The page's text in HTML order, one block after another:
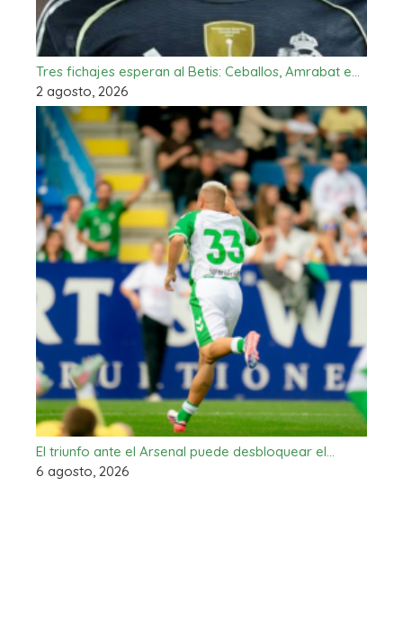
Tres fichajes esperan al Betis: Ceballos, Amrabat e…
2 agosto, 2026
El triunfo ante el Arsenal puede desbloquear el…
6 agosto, 2026